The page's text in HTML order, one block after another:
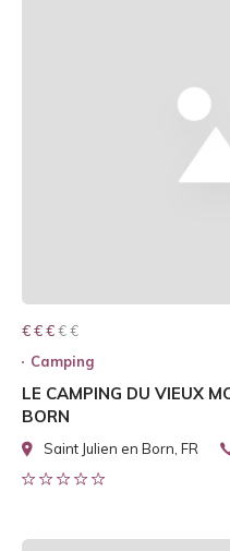
€ € € € €
€ € €
Camping
LE CAMPING DU VIEUX
BORN
Saint Julien en Born, FR